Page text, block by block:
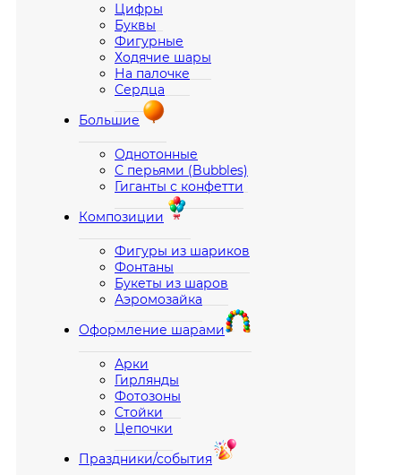
Цифры
Буквы
Фигурные
Ходячие шары
На палочке
Сердца
Большие
Однотонные
С перьями (Bubbles)
Гиганты с конфетти
Композиции
Фигуры из шариков
Фонтаны
Букеты из шаров
Аэромозайка
Оформление шарами
Арки
Гирлянды
Фотозоны
Стойки
Цепочки
Праздники/события